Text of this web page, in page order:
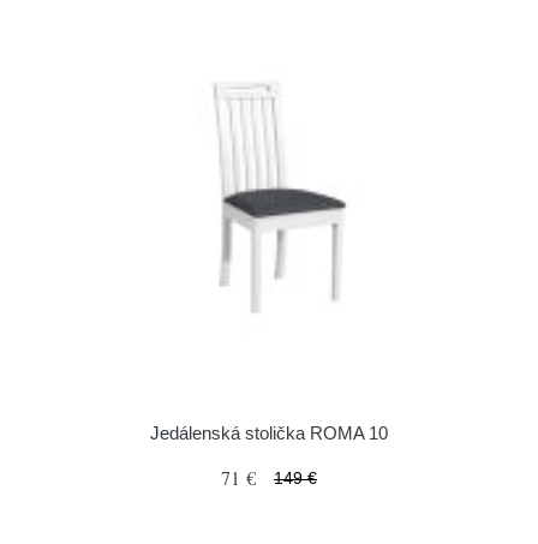
Jedálenská stolička ROMA 10
71 € 149 €